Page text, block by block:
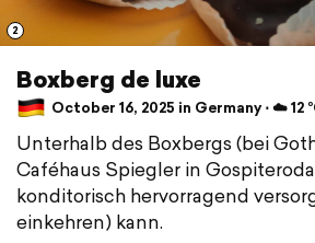
2
Boxberg de luxe
October 16, 2025 in Germany ⋅ ☁️ 12
Unterhalb des Boxbergs (bei
Caféhaus Spiegler in
konditorisch hervorragend
einkehren) kann.